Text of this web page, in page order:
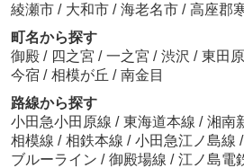
綾瀬市 / 大和市 / 海老名市 / 高座郡
町名から探す
御殿 / 四之宮 / 一之宮 / 渋沢 / 東田原
今宿 / 相模が丘 / 南金目
路線から探す
小田急小田原線 / 東海道本線 / 湘南
相模線 / 相鉄本線 / 小田急江ノ島線 /
ブルーライン / 御殿場線 / 江ノ島電